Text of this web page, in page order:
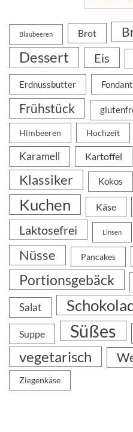
Blaubeeren Brot
Dessert Eis
Erdnussbutter Fondant
Frühstück
Himbeeren Hochzeit
Karamell Kartoffel
Klassiker Kokos
Kuchen Käse
Laktosefrei Linsen
Nüsse Pancakes
Portionsgebäck
Salat
Suppe Süßes
vegetarisch
Ziegenkäse